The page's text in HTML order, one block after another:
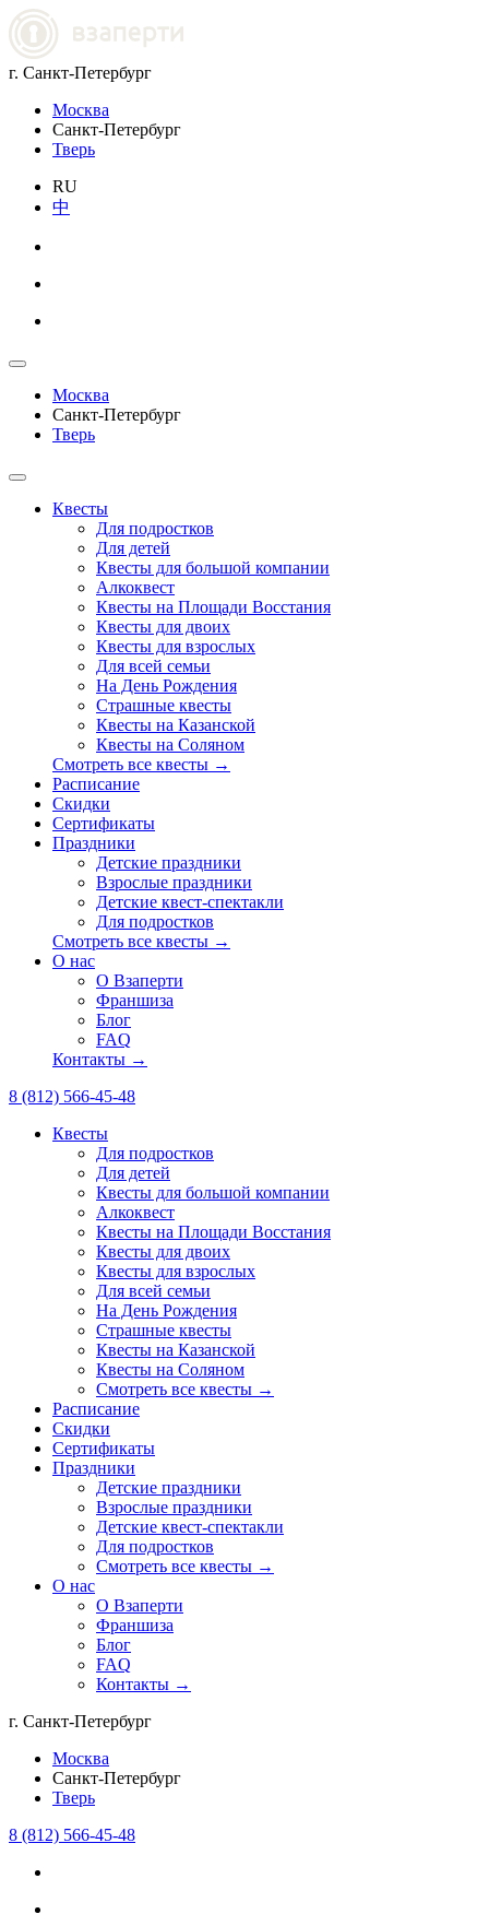
г. Санкт-Петербург
Москва
Санкт-Петербург
Тверь
RU
中
Москва
Санкт-Петербург
Тверь
Квесты
Для подростков
Для детей
Квесты для большой компании
Алкоквест
Квесты на Площади Восстания
Квесты для двоих
Квесты для взрослых
Для всей семьи
На День Рождения
Страшные квесты
Квесты на Казанской
Квесты на Соляном
Смотреть все квесты →
Расписание
Скидки
Сертификаты
Праздники
Детские праздники
Взрослые праздники
Детские квест-спектакли
Для подростков
Смотреть все квесты →
О нас
О Взаперти
Франшиза
Блог
FAQ
Контакты →
8 (812) 566-45-48
Квесты
Для подростков
Для детей
Квесты для большой компании
Алкоквест
Квесты на Площади Восстания
Квесты для двоих
Квесты для взрослых
Для всей семьи
На День Рождения
Страшные квесты
Квесты на Казанской
Квесты на Соляном
Смотреть все квесты →
Расписание
Скидки
Сертификаты
Праздники
Детские праздники
Взрослые праздники
Детские квест-спектакли
Для подростков
Смотреть все квесты →
О нас
О Взаперти
Франшиза
Блог
FAQ
Контакты →
г. Санкт-Петербург
Москва
Санкт-Петербург
Тверь
8 (812) 566-45-48